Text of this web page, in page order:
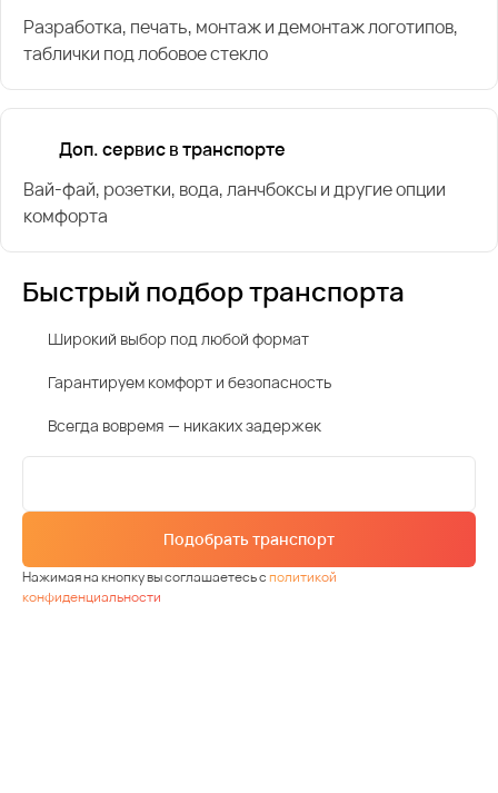
Разработка, печать, монтаж и демонтаж логотипов,
таблички под лобовое стекло
Доп. сервис в транспорте
Вай-фай, розетки, вода, ланчбоксы и другие опции
комфорта
Быстрый подбор транспорта
Широкий выбор под любой формат
Гарантируем комфорт и безопасность
Всегда вовремя — никаких задержек
Подобрать транспорт
Нажимая на кнопку вы соглашаетесь сполитикой
конфиденциальности